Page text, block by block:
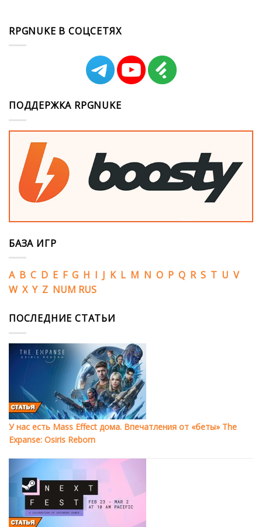
RPGNUKE В СОЦСЕТЯХ
ПОДДЕРЖКА RPGNUKE
БАЗА ИГР
A B C D E F G H I J K L M N O P Q R S T U V
W X Y Z NUM RUS
ПОСЛЕДНИЕ СТАТЬИ
У нас есть Mass Effect дома. Впечатления от «беты» The
Expanse: Osiris Reborn